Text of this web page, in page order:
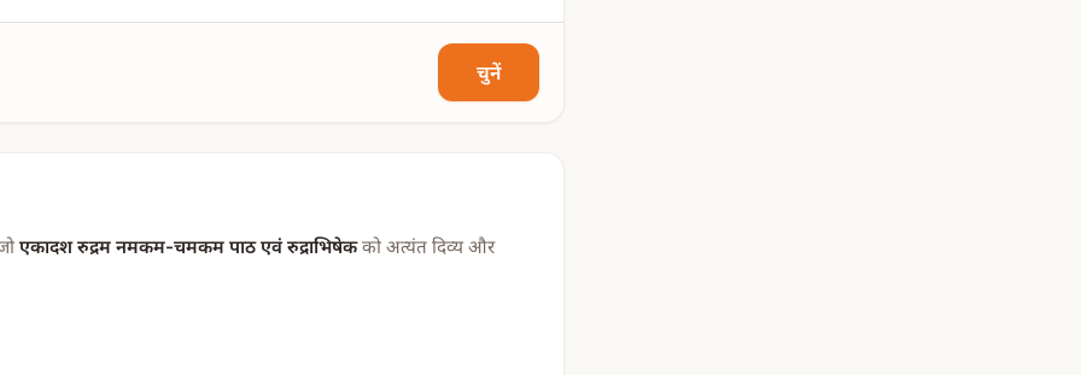
चुनें
एकादश रुद्रम नमकम-चमकम पाठ एवं रुद्राभिषेकको अत्यंत दिव्य और